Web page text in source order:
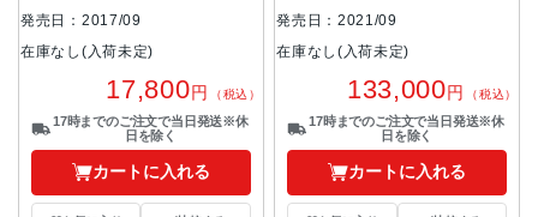
発売日：2017/09
在庫なし(入荷未定)
17,800円 （税込）
17時までのご注文で当日発送※休
日を除く
カートに入れる
発売日：2021/09
在庫なし(入荷未定)
133,000円 （税込）
17時までのご注文で当日発送※休
日を除く
カートに入れる